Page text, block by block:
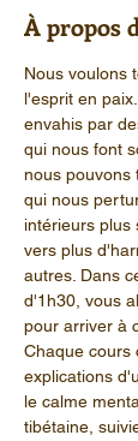
À propos
Nous voulons
l'esprit en
envahis par
qui nous font
nous pouvons
qui nous
intérieurs plus
vers plus
autres. Dans
d'1h30, vous
pour arriver à
Chaque cours
explications
le calme
tibétaine,